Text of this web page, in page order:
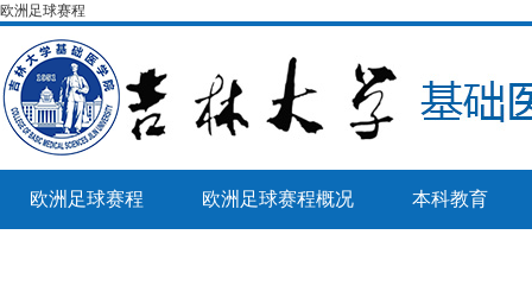
欧洲足球赛程
欧洲足球赛程 欧洲足球赛程概况 本科教育